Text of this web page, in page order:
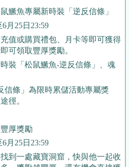
鱖魚專屬新時裝「逆反信條」
月25日23:59
值或購買禮包、月卡等即可獲得
可領取豐厚獎勵。
裝「松鼠鱖魚-逆反信條」、魂
信條」為限時累儲活動專屬獎
徑。
厚獎勵
月25日23:59
到一處藏寶洞窟，快與他一起收